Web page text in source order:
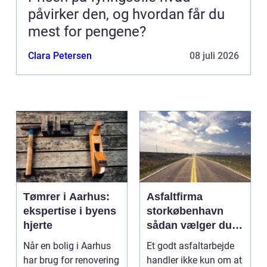
påvirker den, og hvordan får du
mest for pengene?
Clara Petersen 08 juli 2026
Tømrer i Aarhus:
ekspertise i byens
hjerte
Når en bolig i Aarhus
har brug for renovering
Asfaltfirma
storkøbenhavn
sådan vælger du
den rette
samarbejdspartner
Et godt asfaltarbejde
handler ikke kun om at